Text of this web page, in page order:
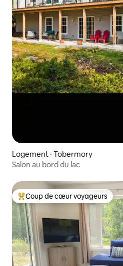
Logement · Tobermory
Salon au bord du lac
Coup de cœur voyageurs parmi
Coup de cœur voyageurs